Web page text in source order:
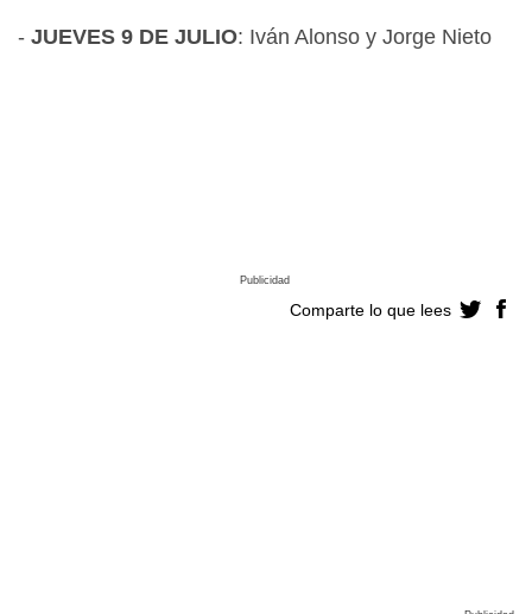
- JUEVES 9 DE JULIO: Iván Alonso y Jorge Nieto
Comparte lo que lees
Publicidad